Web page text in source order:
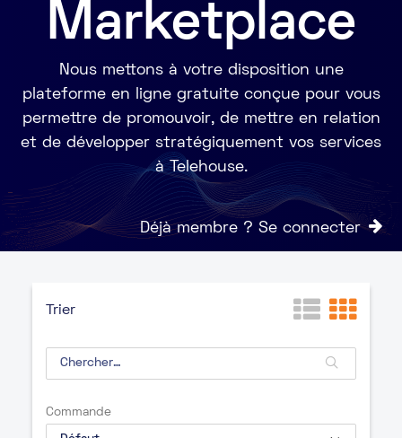
Marketplace
Nous mettons à votre disposition une
plateforme en ligne gratuite conçue pour vous
permettre de promouvoir, de mettre en relation
et de développer stratégiquement vos services
à Telehouse.
Déjà membre ? Se connecter
Trier
Commande